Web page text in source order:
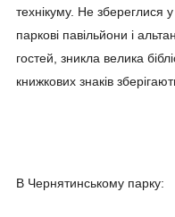
технікуму. Не збереглися
паркові павільйони і
гостей, зникла велика
книжкових знаків
В Чернятинському парку: